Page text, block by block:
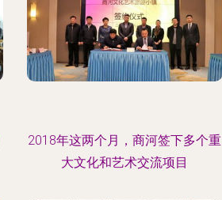
2018年这两个月，商河签下多个重
大文化和艺术交流项目